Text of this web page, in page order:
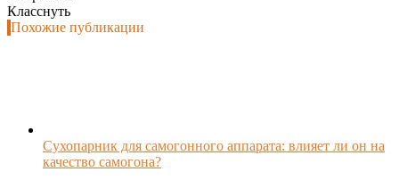
Класснуть
Похожие публикации
Сухопарник для самогонного аппарата: влияет ли он на
качество самогона?